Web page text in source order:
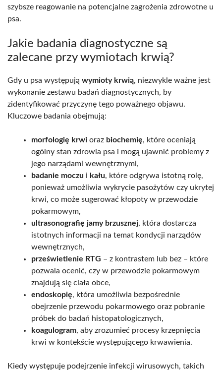
szybsze reagowanie na potencjalne zagrożenia zdrowotne u
psa.
Jakie badania diagnostyczne są
zalecane przy wymiotach krwią?
Gdy u psa występują wymioty krwią, niezwykle ważne jest
wykonanie zestawu badań diagnostycznych, by
zidentyfikować przyczynę tego poważnego objawu.
Kluczowe badania obejmują:
morfologię krwi oraz biochemię, które oceniają
ogólny stan zdrowia psa i mogą ujawnić problemy z
jego narządami wewnętrznymi,
badanie moczu i kału, które odgrywa istotną rolę,
ponieważ umożliwia wykrycie pasożytów czy ukrytej
krwi, co może sugerować kłopoty w przewodzie
pokarmowym,
ultrasonografię jamy brzusznej, która dostarcza
istotnych informacji na temat kondycji narządów
wewnętrznych,
prześwietlenie RTG – z kontrastem lub bez – które
pozwala ocenić, czy w przewodzie pokarmowym
znajdują się ciała obce,
endoskopię, która umożliwia bezpośrednie
obejrzenie przewodu pokarmowego oraz pobranie
próbek do badań histopatologicznych,
koagulogram, aby zrozumieć procesy krzepnięcia
krwi w kontekście występującego krwawienia.
Kiedy występuje podejrzenie infekcji wirusowych, takich